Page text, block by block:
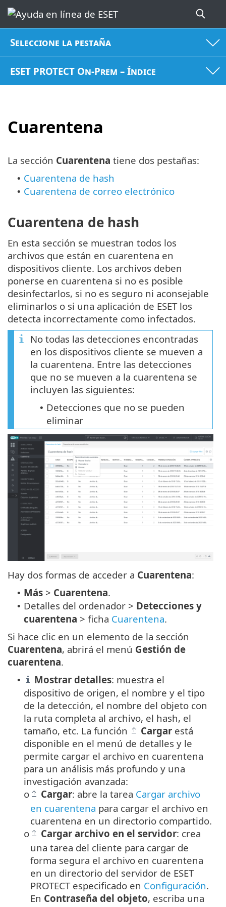
Seleccione la pestaña
ESET PROTECT On-Prem – Índice
Cuarentena
La sección Cuarentena tiene dos pestañas:
• Cuarentena de hash
• Cuarentena de correo electrónico
Cuarentena de hash
En esta sección se muestran todos los
archivos que están en cuarentena en
dispositivos cliente. Los archivos deben
ponerse en cuarentena si no es posible
desinfectarlos, si no es seguro ni aconsejable
eliminarlos o si una aplicación de ESET los
detecta incorrectamente como infectados.
No todas las detecciones encontradas
en los dispositivos cliente se mueven a
la cuarentena. Entre las detecciones
que no se mueven a la cuarentena se
incluyen las siguientes:
• Detecciones que no se pueden
eliminar
Hay dos formas de acceder a Cuarentena:
• Más > Cuarentena.
• Detalles del ordenador > Detecciones y
cuarentena > ficha Cuarentena.
Si hace clic en un elemento de la sección
Cuarentena, abrirá el menú Gestión de
cuarentena.
• Mostrar detalles: muestra el
dispositivo de origen, el nombre y el tipo
de la detección, el nombre del objeto con
la ruta completa al archivo, el hash, el
tamaño, etc. La función
Cargar está
disponible en el menú de detalles y le
permite cargar el archivo en cuarentena
para un análisis más profundo y una
investigación avanzada:
o Cargar: abre la tarea Cargar archivo
en cuarentena para cargar el archivo en
cuarentena en un directorio compartido.
o Cargar archivo en el servidor: crea
una tarea del cliente para cargar de
forma segura el archivo en cuarentena
en un directorio del servidor de ESET
PROTECT especificado en Configuración.
En Contraseña del objeto, escriba una